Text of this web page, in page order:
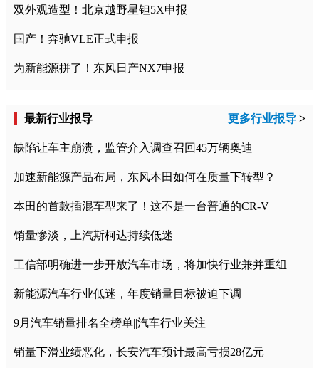
双外观造型！北京越野星钽5X申报
国产！奔驰VLE正式申报
为新能源拼了！东风日产NX7申报
最新行业报导 更多行业报导 >
缺陷让车主崩溃，监管介入调查召回45万辆奥迪
加速新能源产品布局，东风本田如何在质量下转型？
本田的首款插混车型来了！这不是一台普通的CR-V
销量惨淡，上汽斯柯达持续低迷
工信部明确进一步开放汽车市场，将加快行业兼并重组
新能源汽车行业低迷，年度销量目标被迫下调
9月汽车销量排名全榜单||汽车行业关注
销量下滑业绩恶化，长安汽车预计最高亏损28亿元